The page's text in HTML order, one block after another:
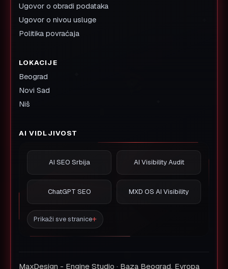
Ugovor o obradi podataka
Ugovor o nivou usluge
Politika povraćaja
LOKACIJE
Beograd
Novi Sad
Niš
AI VIDLJIVOST
AI SEO Srbija AI Visibility Audit
ChatGPT SEO MXD OS AI Visibility
Prikaži sve stranice
MaxDesign - Engine Studio · Baza Beograd, Evropa